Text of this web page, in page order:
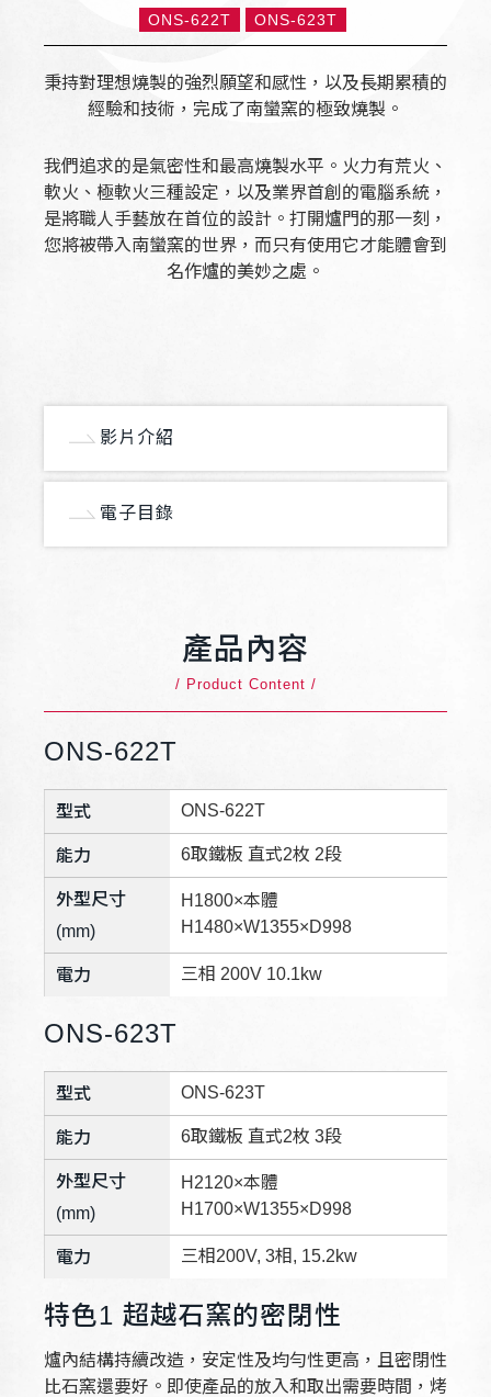
ONS-622T ONS-623T
秉持對理想燒製的強烈願望和感性，以及長期累積的
經驗和技術，完成了南蠻窯的極致燒製。
我們追求的是氣密性和最高燒製水平。火力有荒火、
軟火、極軟火三種設定，以及業界首創的電腦系統，
是將職人手藝放在首位的設計。打開爐門的那一刻，
您將被帶入南蠻窯的世界，而只有使用它才能體會到
名作爐的美妙之處。
影片介紹
電子目錄
產品內容
/ Product Content /
ONS-622T
型式 ONS-622T
能力 6取鐵板 直式2枚 2段
外型尺寸
(mm)
H1800×本體
H1480×W1355×D998
電力 三相 200V 10.1kw
ONS-623T
型式 ONS-623T
能力 6取鐵板 直式2枚 3段
外型尺寸
(mm)
H2120×本體
H1700×W1355×D998
電力 三相200V, 3相, 15.2kw
特色1 超越石窯的密閉性
爐內結構持續改造，安定性及均勻性更高，且密閉性
比石窯還要好。即使產品的放入和取出需要時間，烤